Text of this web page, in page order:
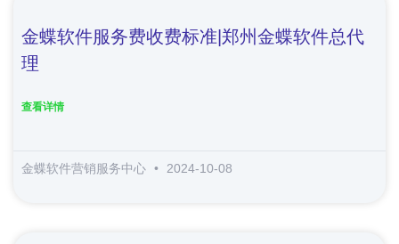
金蝶软件服务费收费标准|郑州金蝶软件总代
理
查看详情
金蝶软件营销服务中心 2024-10-08